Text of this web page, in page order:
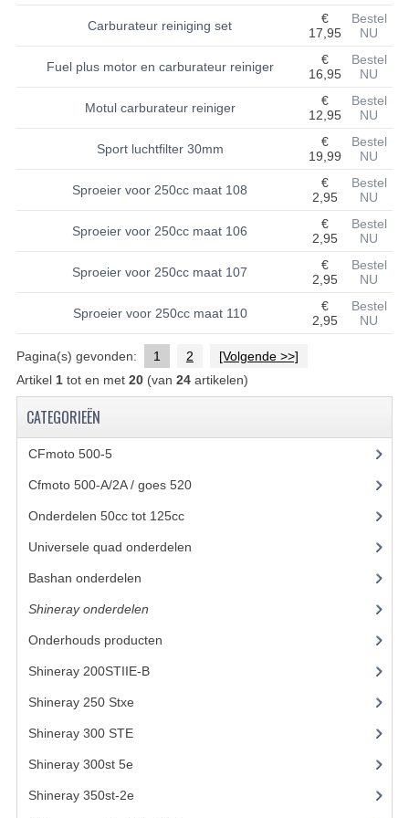
WIEL OPHANGING
WIELEN EN BANDEN
ACCESSOIRES
GEREEDSCHAP
BASHAN 250-11B
KAPPEN EN FRAME
Carburateur reiniging set
€
17,95
Bestel
NU
Fuel plus motor en carburateur reiniger
€
16,95
Bestel
NU
Motul carburateur reiniger
€
12,95
Bestel
NU
Sport luchtfilter 30mm
€
19,99
Bestel
NU
Sproeier voor 250cc maat 108
€
2,95
Bestel
NU
Sproeier voor 250cc maat 106
€
2,95
Bestel
NU
Sproeier voor 250cc maat 107
€
2,95
Bestel
NU
Sproeier voor 250cc maat 110
€
2,95
Bestel
NU
Pagina(s) gevonden: 1 2
[Volgende >>]
Artikel 1tot en met 20(van 24artikelen)
CATEGORIEËN
CFmoto 500-5(5)
Cfmoto 500-A/2A / goes 520(347)
Onderdelen 50cc tot 125cc(49)
Universele quad onderdelen
Bashan onderdelen
Shineray onderdelen
Onderhouds producten
Shineray 200STIIE-B(32)
Shineray 250 Stxe
Shineray 300 STE(69)
Shineray 300st 5e
Shineray 350st-2e